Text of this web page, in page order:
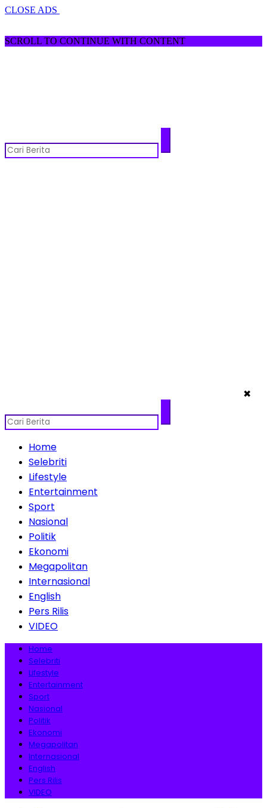
CLOSE ADS
SCROLL TO CONTINUE WITH CONTENT
✖
Home
Selebriti
Lifestyle
Entertainment
Sport
Nasional
Politik
Ekonomi
Megapolitan
Internasional
English
Pers Rilis
VIDEO
Home
Selebriti
Lifestyle
Entertainment
Sport
Nasional
Politik
Ekonomi
Megapolitan
Internasional
English
Pers Rilis
VIDEO